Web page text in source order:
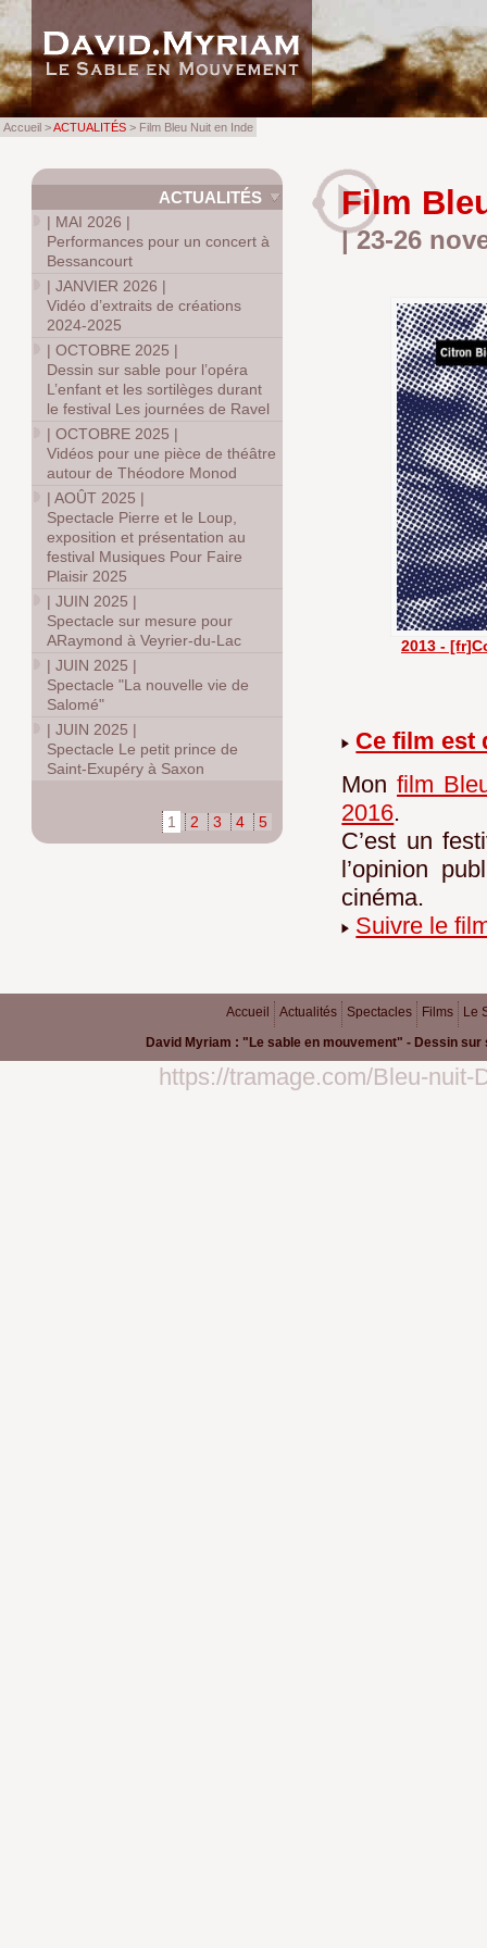
Film
| 23-26
2013 -
Ce film est
Monfilm
2016.
C’est un
l’opinion
cinéma.
Suivre le
ACTUALITÉS
| MAI 2026 |
Performances pour un concert à
Bessancourt
|JANVIER 2026 |
Vidéo d’extraits de créations
2024-2025
|OCTOBRE 2025 |
Dessin sur sable pour l’opéra
L’enfant et les sortilèges durant
le festival Les journées de Ravel
|OCTOBRE 2025 |
Vidéos pour une pièce de théâtre
autour de Théodore Monod
|AOÛT 2025 |
Spectacle Pierre et le Loup,
exposition et présentation au
festival Musiques Pour Faire
Plaisir 2025
|JUIN 2025 |
Spectacle sur mesure pour
ARaymond à Veyrier-du-Lac
|JUIN 2025 |
Spectacle "La nouvelle vie de
Salomé"
|JUIN 2025 |
Spectacle Le petit prince de
Saint-Exupéry à Saxon
1 2 3 4 5
Accueil Actualités Spectacles Films
Le
David Myriam : "Le sable en mouvement" - Dessin sur
https://tramage.com/Bleu-
Accueil >ACTUALITÉS > Film Bleu Nuit en Inde